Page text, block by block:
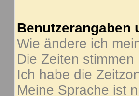
Benutzerangaben
Wie ändere ich
Die Zeiten stimmen
Ich habe die
Meine Sprache ist